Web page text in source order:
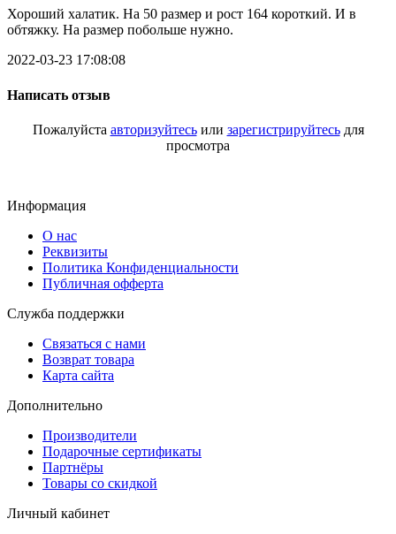
Хороший халатик. На 50 размер и рост 164 короткий. И в
обтяжку. На размер побольше нужно.
2022-03-23 17:08:08
Написать отзыв
Пожалуйста авторизуйтесьили зарегистрируйтесьдля
просмотра
Информация
О нас
Реквизиты
Политика Конфиденциальности
Публичная офферта
Служба поддержки
Связаться с нами
Возврат товара
Карта сайта
Дополнительно
Производители
Подарочные сертификаты
Партнёры
Товары со скидкой
Личный кабинет